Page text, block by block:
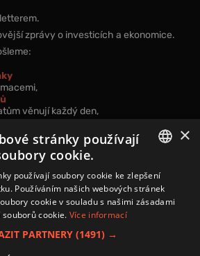
zprávy o investicích a ekonomice.
věnují každý den,
znalostí.
vyjadřujete svůj souhlas spodmínkami
.
CZECH
×
stránky používají
cookie.
používají soubory cookie ke zlepšení
Používáním našich webových stránek
cookie v souladu s našimi zásadami
souborů cookie. Více informací
PARTNERY (1491) →